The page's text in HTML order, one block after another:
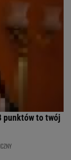
punktów to twój